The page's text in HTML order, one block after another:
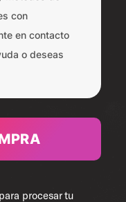
con
en contacto
o deseas
procesar tu